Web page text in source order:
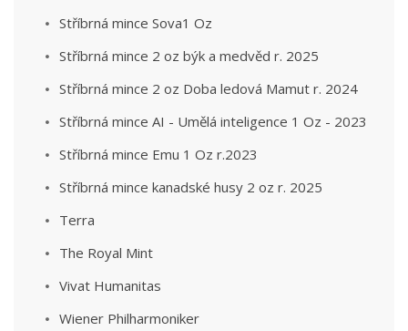
Stříbrná mince Sova1 Oz
Stříbrná mince 2 oz býk a medvěd r. 2025
Stříbrná mince 2 oz Doba ledová Mamut r. 2024
Stříbrná mince AI - Umělá inteligence 1 Oz - 2023
Stříbrná mince Emu 1 Oz r.2023
Stříbrná mince kanadské husy 2 oz r. 2025
Terra
The Royal Mint
Vivat Humanitas
Wiener Philharmoniker